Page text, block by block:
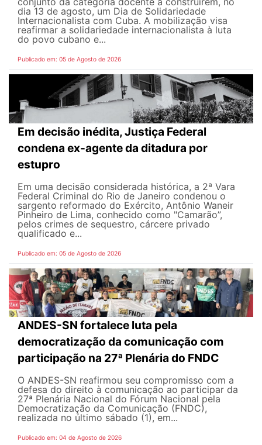
dia 13 de agosto, um Dia de Solidariedade
Internacionalista com Cuba. A mobilização visa
reafirmar a solidariedade internacionalista à luta
do povo cubano e...
Publicado em: 05 de Agosto de 2026
Em decisão inédita, Justiça Federal
condena ex-agente da ditadura por
estupro
Em uma decisão considerada histórica, a 2ª Vara
Federal Criminal do Rio de Janeiro condenou o
sargento reformado do Exército, Antônio Waneir
Pinheiro de Lima, conhecido como "Camarão”,
pelos crimes de sequestro, cárcere privado
qualificado e...
Publicado em: 05 de Agosto de 2026
ANDES-SN fortalece luta pela
democratização da comunicação com
participação na 27ª Plenária do FNDC
O ANDES-SN reafirmou seu compromisso com a
defesa do direito à comunicação ao participar da
27ª Plenária Nacional do Fórum Nacional pela
Democratização da Comunicação (FNDC),
realizada no último sábado (1), em...
Publicado em: 04 de Agosto de 2026